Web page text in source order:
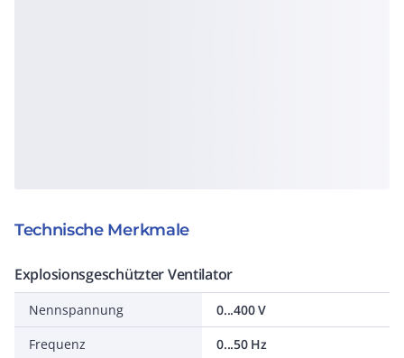
Technische Merkmale
Explosionsgeschützter Ventilator
Nennspannung
0...400 V
Frequenz
0...50 Hz